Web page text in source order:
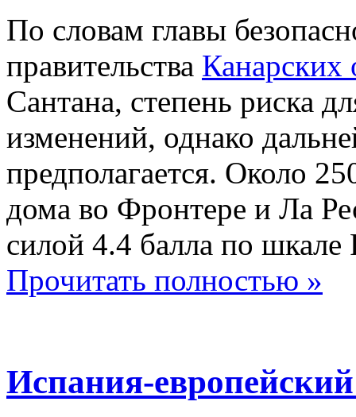
По словам главы
правительства Канарских
Сантана, степень риска
изменений, однако
предполагается. Около
дома во Фронтере и Ла
силой 4.4 балла по шкале
Прочитать полностью »
Испания-